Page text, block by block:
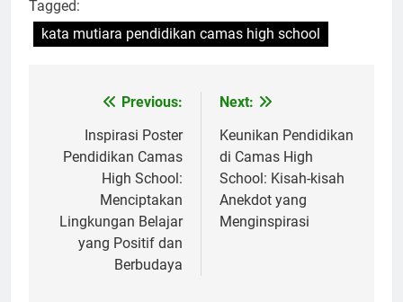
Tagged:
kata mutiara pendidikan camas high school
NavigasiPrevious:
Inspirasi Poster
Pendidikan Camas
High School:
Menciptakan
Lingkungan Belajar
yang Positif dan
Berbudaya
Next:
Keunikan Pendidikan
di Camas High
School: Kisah-kisah
Anekdot yang
Menginspirasi